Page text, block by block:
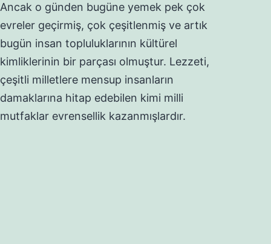
Ancak o günden bugüne yemek pek çok
evreler geçirmiş, çok çeşitlenmiş ve artık
bugün insan topluluklarının kültürel
kimliklerinin bir parçası olmuştur. Lezzeti,
çeşitli milletlere mensup insanların
damaklarına hitap edebilen kimi milli
mutfaklar evrensellik kazanmışlardır.